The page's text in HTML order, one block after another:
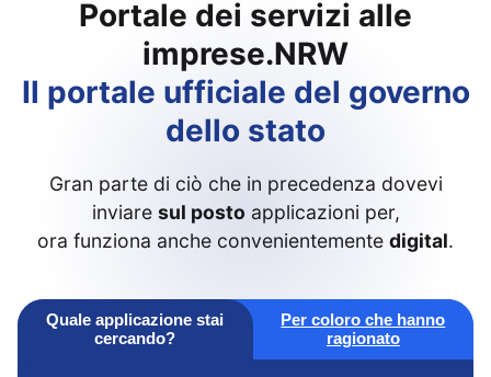
Portale dei servizi alle
imprese.NRW
Il portale ufficiale del governo
dello stato
Gran parte di ciò che in precedenza dovevi
inviare sul posto applicazioni per,
ora funziona anche convenientemente digital.
Quale applicazione stai
cercando?
Per coloro che hanno
ragionato